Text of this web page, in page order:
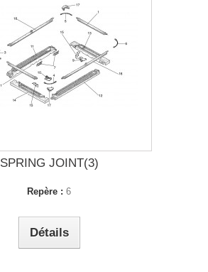
SPRING JOINT(3)
Repère : 6
Détails